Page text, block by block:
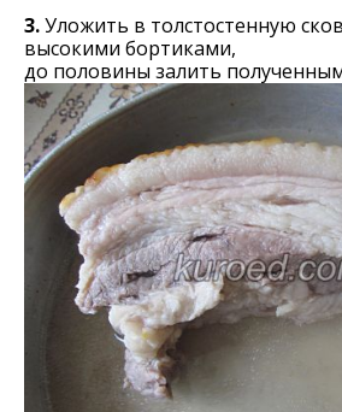
3.Уложить в толстостенную
высокими бортиками,
до половины залить